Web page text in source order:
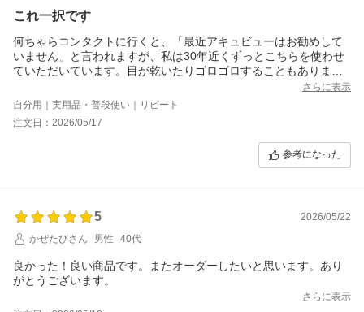
これ一択です
何ちゃらコンタクトに行くと、「最近アキュビューはお勧めして
いません」と言われますが、私は30年近くずっとこちらを使わせ
ていただいています。目が乾いたりゴロゴロすることもありませ
ん。眼科で眼の異常を指摘されたこともないので、ずっとこのコ
ンタクトレンズを使いたいです。
さらに表示
自分用｜実用品・普段使い｜リピート
注文日：2026/05/17
参考になった
5
2026/05/22
かぜたびさん
男性 40代
良かった！良い商品です。またオーダーしたいと思います。あり
がとうございます。
さらに表示